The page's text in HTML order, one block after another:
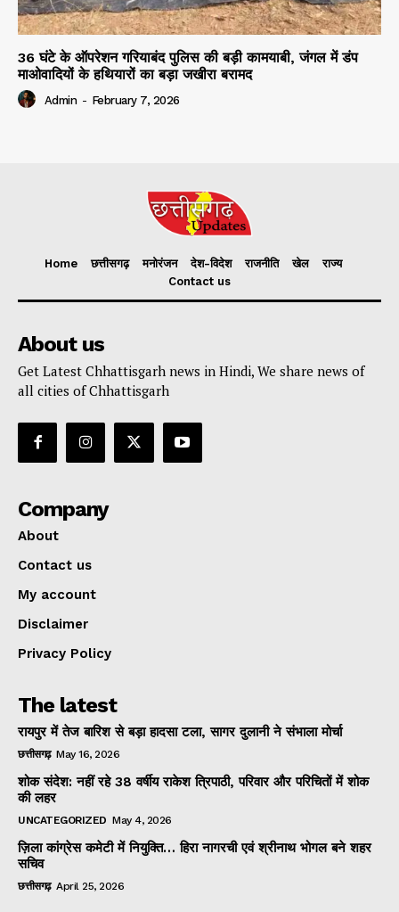
36 घंटे के ऑपरेशन गरियाबंद पुलिस की बड़ी कामयाबी, जंगल में डंप
माओवादियों के हथियारों का बड़ा जखीरा बरामद
Admin - February 7, 2026
Home छत्तीसगढ़ मनोरंजन देश-विदेश राजनीति खेल
राज्य
Contact us
About us
Get Latest Chhattisgarh news in Hindi, We share news of
all cities of Chhattisgarh
Company
About
Contact us
My account
Disclaimer
Privacy Policy
The latest
रायपुर में तेज बारिश से बड़ा हादसा टला, सागर दुलानी ने संभाला मोर्चा
छत्तीसगढ़ May 16, 2026
शोक संदेश: नहीं रहे 38 वर्षीय राकेश त्रिपाठी, परिवार और परिचितों में शोक
की लहर
UNCATEGORIZED May 4, 2026
ज़िला कांग्रेस कमेटी में नियुक्ति… हिरा नागरची एवं श्रीनाथ भोगल बने शहर
सचिव
छत्तीसगढ़ April 25, 2026